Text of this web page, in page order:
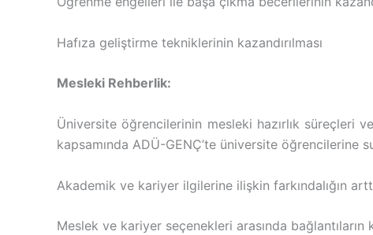
Hafıza geliştirme tekniklerinin kazandırılması
Mesleki Rehberlik:
Üniversite öğrencilerinin mesleki hazırlık süreçleri
kapsamında ADÜ-GENÇ’te üniversite öğrencilerine
Akademik ve kariyer ilgilerine ilişkin farkındalığın
Meslek ve kariyer seçenekleri arasında bağlantıların